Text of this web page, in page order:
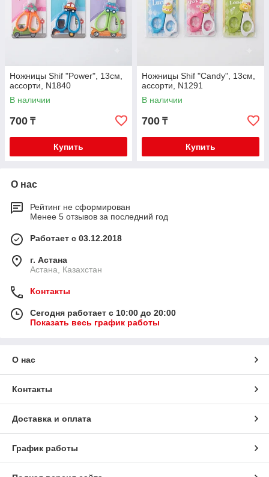
Ножницы Shif "Power", 13см,
ассорти, N1840
В наличии
700 ₸
Купить
Ножницы Shif "Candy", 13см,
ассорти, N1291
В наличии
700 ₸
Купить
О нас
Рейтинг не сформирован
Менее 5 отзывов за последний год
Работает с 03.12.2018
г. Астана
Астана, Казахстан
Контакты
Сегодня работает с 10:00 до 20:00
Показать весь график работы
О нас
Контакты
Доставка и оплата
График работы